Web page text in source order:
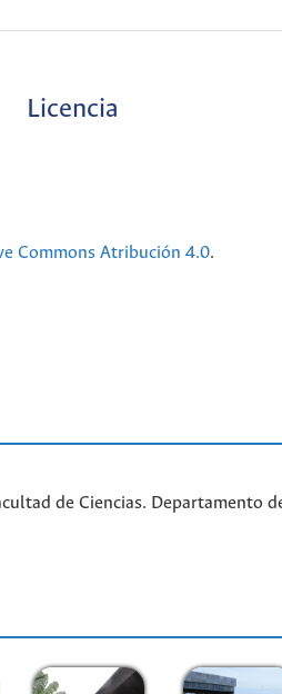
Licencia
Commons Atribución 4.0.
de Ciencias. Departamento